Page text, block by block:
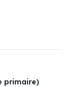
primaire)